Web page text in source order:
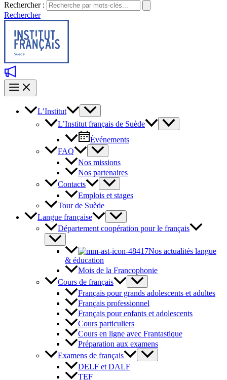
Rechercher :
Rechercher
L’Institut
L’Institut français de Suède
Événements
FAQ
Nos missions
Nos partenaires
Contacts
Emplois et stages
Tour de Suède
Langue française
Département coopération pour le français
Nos actualités langue
& éducation
Mois de la Francophonie
Cours de français
Français pour grands adolescents et adultes
Français professionnel
Français pour enfants et adolescents
Cours particuliers
Cours en ligne avec Frantastique
Préparation aux examens
Examens de français
DELF et DALF
TEF